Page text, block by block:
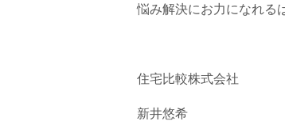
悩み解決にお力になれる
住宅比較株式会社
新井悠希